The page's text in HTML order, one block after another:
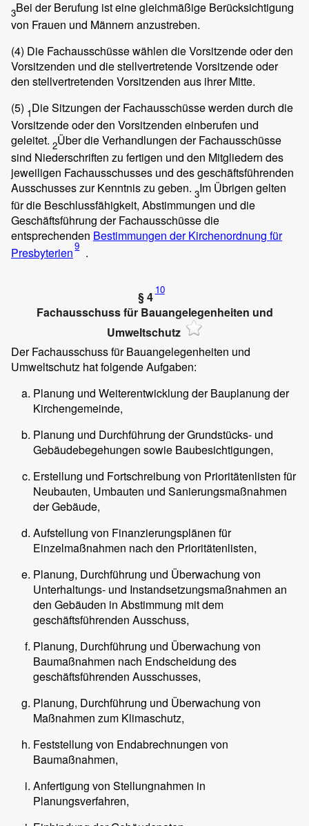
3Bei der Berufung ist eine gleichmäßige Berücksichtigung
von Frauen und Männern anzustreben.
(4) Die Fachausschüsse wählen die Vorsitzende oder den
Vorsitzenden und die stellvertretende Vorsitzende oder
den stellvertretenden Vorsitzenden aus ihrer Mitte.
(5) 1Die Sitzungen der Fachausschüsse werden durch die
Vorsitzende oder den Vorsitzenden einberufen und
geleitet. 2Über die Verhandlungen der Fachausschüsse
sind Niederschriften zu fertigen und den Mitgliedern des
jeweiligen Fachausschusses und des geschäftsführenden
Ausschusses zur Kenntnis zu geben. 3Im Übrigen gelten
für die Beschlussfähigkeit, Abstimmungen und die
Geschäftsführung der Fachausschüsse die
entsprechenden Bestimmungen der Kirchenordnung für
Presbyterien9 .
§ 4 10
Fachausschuss für Bauangelegenheiten und
Umweltschutz
Der Fachausschuss für Bauangelegenheiten und
Umweltschutz hat folgende Aufgaben:
Planung und Weiterentwicklung der Bauplanung der
Kirchengemeinde,
Planung und Durchführung der Grundstücks- und
Gebäudebegehungen sowie Baubesichtigungen,
Erstellung und Fortschreibung von Prioritätenlisten für
Neubauten, Umbauten und Sanierungsmaßnahmen
der Gebäude,
Aufstellung von Finanzierungsplänen für
Einzelmaßnahmen nach den Prioritätenlisten,
Planung, Durchführung und Überwachung von
Unterhaltungs- und Instandsetzungsmaßnahmen an
den Gebäuden in Abstimmung mit dem
geschäftsführenden Ausschuss,
Planung, Durchführung und Überwachung von
Baumaßnahmen nach Endscheidung des
geschäftsführenden Ausschusses,
Planung, Durchführung und Überwachung von
Maßnahmen zum Klimaschutz,
Feststellung von Endabrechnungen von
Baumaßnahmen,
Anfertigung von Stellungnahmen in
Planungsverfahren,